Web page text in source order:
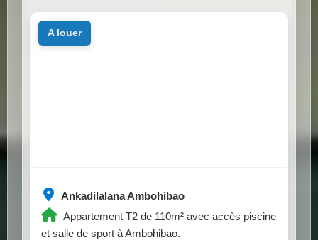
Ankadilalana Ambohibao
Appartement T2 de 110m² avec accès piscine
et salle de sport à Ambohibao.
a louer